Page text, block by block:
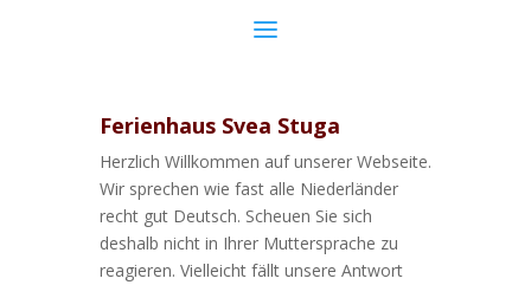
Ferienhaus Svea Stuga
Herzlich Willkommen auf unserer Webseite.
Wir sprechen wie fast alle Niederländer
recht gut Deutsch. Scheuen Sie sich
deshalb nicht in Ihrer Muttersprache zu
reagieren. Vielleicht fällt unsere Antwort